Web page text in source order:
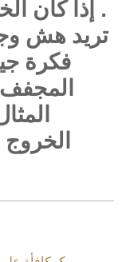
. إذا كان
تريد هش
فكرة